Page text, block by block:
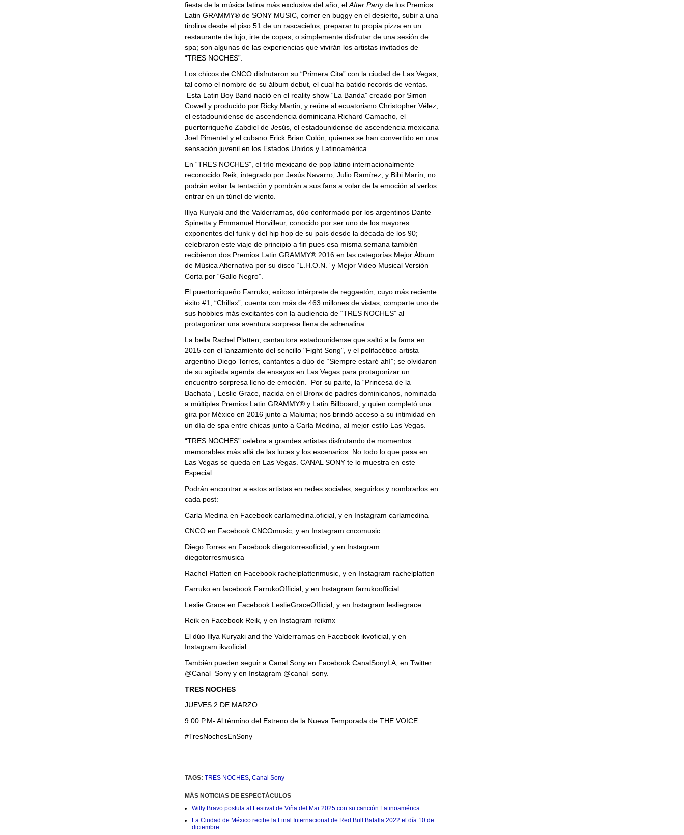
fiesta de la música latina más exclusiva del año, el After Partyde los Premios
Latin GRAMMY® de SONY MUSIC, correr en buggy en el desierto, subir a una
tirolina desde el piso 51 de un rascacielos, preparar tu propia pizza en un
restaurante de lujo, irte de copas, o simplemente disfrutar de una sesión de
spa; son algunas de las experiencias que vivirán los artistas invitados de
“TRES NOCHES”.
Los chicos de CNCO disfrutaron su “Primera Cita” con la ciudad de Las Vegas,
tal como el nombre de su álbum debut, el cual ha batido records de ventas.
Esta Latin Boy Band nació en el reality show “La Banda” creado por Simon
Cowell y producido por Ricky Martin; y reúne al ecuatoriano Christopher Vélez,
el estadounidense de ascendencia dominicana Richard Camacho, el
puertorriqueño Zabdiel de Jesús, el estadounidense de ascendencia mexicana
Joel Pimentel y el cubano Erick Brian Colón; quienes se han convertido en una
sensación juvenil en los Estados Unidos y Latinoamérica.
En “TRES NOCHES”, el trío mexicano de pop latino internacionalmente
reconocido Reik, integrado por Jesús Navarro, Julio Ramírez, y Bibi Marín; no
podrán evitar la tentación y pondrán a sus fans a volar de la emoción al verlos
entrar en un túnel de viento.
Illya Kuryaki and the Valderramas, dúo conformado por los argentinos Dante
Spinetta y Emmanuel Horvilleur, conocido por ser uno de los mayores
exponentes del funk y del hip hop de su país desde la década de los 90;
celebraron este viaje de principio a fin pues esa misma semana también
recibieron dos Premios Latin GRAMMY® 2016 en las categorías Mejor Álbum
de Música Alternativa por su disco “L.H.O.N.” y Mejor Video Musical Versión
Corta por “Gallo Negro”.
El puertorriqueño Farruko, exitoso intérprete de reggaetón, cuyo más reciente
éxito #1, “Chillax”, cuenta con más de 463 millones de vistas, comparte uno de
sus hobbies más excitantes con la audiencia de “TRES NOCHES” al
protagonizar una aventura sorpresa llena de adrenalina.
La bella Rachel Platten, cantautora estadounidense que saltó a la fama en
2015 con el lanzamiento del sencillo "Fight Song”, y el polifacético artista
argentino Diego Torres, cantantes a dúo de “Siempre estaré ahí”; se olvidaron
de su agitada agenda de ensayos en Las Vegas para protagonizar un
encuentro sorpresa lleno de emoción. Por su parte, la “Princesa de la
Bachata”, Leslie Grace, nacida en el Bronx de padres dominicanos, nominada
a múltiples Premios Latin GRAMMY® y Latin Billboard, y quien completó una
gira por México en 2016 junto a Maluma; nos brindó acceso a su intimidad en
un día de spa entre chicas junto a Carla Medina, al mejor estilo Las Vegas.
“TRES NOCHES” celebra a grandes artistas disfrutando de momentos
memorables más allá de las luces y los escenarios. No todo lo que pasa en
Las Vegas se queda en Las Vegas. CANAL SONY te lo muestra en este
Especial.
Podrán encontrar a estos artistas en redes sociales, seguirlos y nombrarlos en
cada post:
Carla Medina en Facebook carlamedina.oficial, y en Instagram carlamedina
CNCO en Facebook CNCOmusic, y en Instagram cncomusic
Diego Torres en Facebook diegotorresoficial, y en Instagram
diegotorresmusica
Rachel Platten en Facebook rachelplattenmusic, y en Instagram rachelplatten
Farruko en facebook FarrukoOfficial, y en Instagram farrukoofficial
Leslie Grace en Facebook LeslieGraceOfficial, y en Instagram lesliegrace
Reik en Facebook Reik, y en Instagram reikmx
El dúo Illya Kuryaki and the Valderramas en Facebook ikvoficial, y en
Instagram ikvoficial
También pueden seguir a Canal Sony en Facebook CanalSonyLA, en Twitter
@Canal_Sony y en Instagram @canal_sony.
TRES NOCHES
JUEVES 2 DE MARZO
9:00 P.M- Al término del Estreno de la Nueva Temporada de THE VOICE
#TresNochesEnSony
TAGS: TRES NOCHES, Canal Sony
MÁS NOTICIAS DE ESPECTÁCULOS
Willy Bravo postula al Festival de Viña del Mar 2025 con su canción Latinoamérica
La Ciudad de México recibe la Final Internacional de Red Bull Batalla 2022 el día 10 de
diciembre